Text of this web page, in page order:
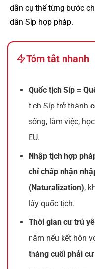
dẫn cụ thể từng bước
dân Síp hợp pháp.
Tóm tắt nhanh
Quốc tịch Síp =
tịch Síp trở thành
sống, làm việc,
EU.
Nhập tịch hợp
chỉ chấp nhận
(Naturalization),
lấy quốc tịch.
Thời gian cư trú
năm nếu kết hôn
tháng cuối phải